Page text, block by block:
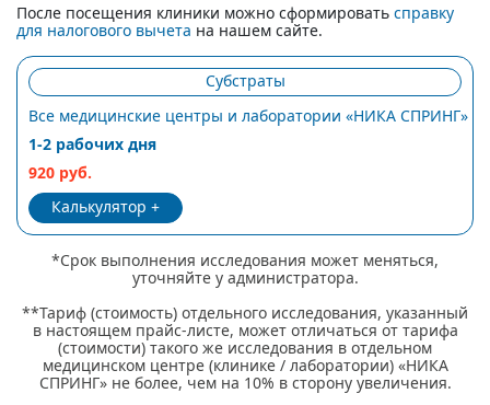
После посещения клиники можно сформировать справку
для налогового вычета на нашем сайте.
Субстраты
Все медицинские центры и лаборатории «НИКА СПРИНГ»
1-2 рабочих дня
920 руб.
Калькулятор
*Срок выполнения исследования может меняться,
уточняйте у администратора.
**Тариф (стоимость) отдельного исследования, указанный
в настоящем прайс-листе, может отличаться от тарифа
(стоимости) такого же исследования в отдельном
медицинском центре (клинике / лаборатории) «НИКА
СПРИНГ» не более, чем на 10% в сторону увеличения.